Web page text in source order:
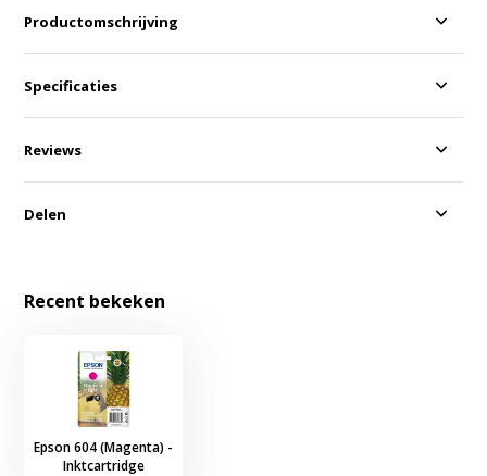
Productomschrijving
Specificaties
Reviews
Delen
Recent bekeken
Epson 604 (Magenta) -
Inktcartridge